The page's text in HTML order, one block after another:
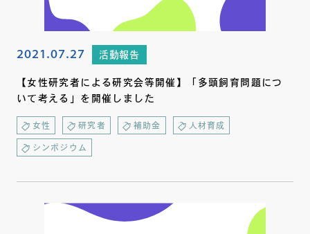
2021.07.27 活動報告
【女性研究者による研究会等開催】「多頭飼育問題につ
いて考える」を開催しました
女性 研究者 補助金 人材育成
シンポジウム